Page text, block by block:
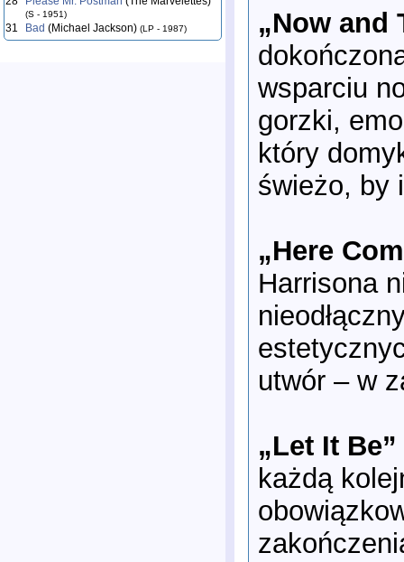
(S - 1951)
31 Bad (Michael Jackson) (LP - 1987)
„Now and
wsparciu
gorzki,
który
świeżo, by
„Here
Harrisona
utwór – w
„Let It Be”
każdą